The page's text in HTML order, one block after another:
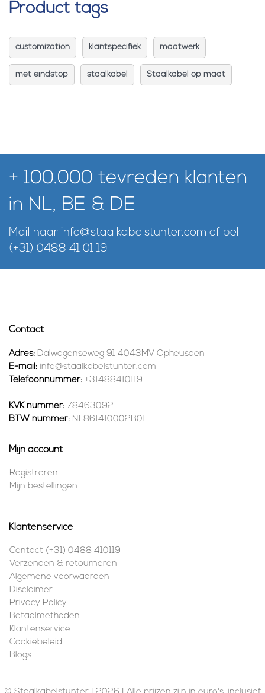
Product tags
customization klantspecifiek maatwerk
met eindstop staalkabel Staalkabel op maat
+ 100.000 tevreden klanten
in NL, BE & DE
Mail naar info@staalkabelstunter.com of bel
(+31) 0488 41 01 19
Contact
Adres: Dalwagenseweg 91 4043MV Opheusden
E-mail: info@staalkabelstunter.com
Telefoonnummer: +31488410119
KVK nummer: 78463092
BTW nummer: NL861410002B01
Mijn account
Registreren
Mijn bestellingen
Klantenservice
Contact (+31) 0488 410119
Verzenden & retourneren
Algemene voorwaarden
Disclaimer
Privacy Policy
Betaalmethoden
Klantenservice
Cookiebeleid
Blogs